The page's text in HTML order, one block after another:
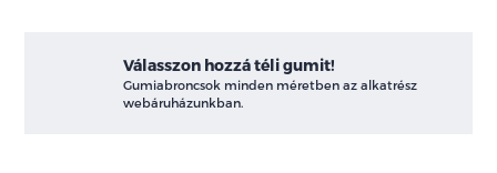
Válasszon hozzá téli gumit!
Gumiabroncsok minden méretben az alkatrész
webáruházunkban.